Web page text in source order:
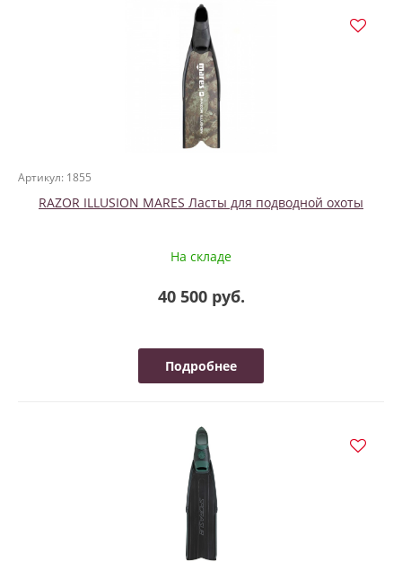
Артикул: 1855
RAZOR ILLUSION MARES Ласты для подводной охоты
На складе
40 500 руб.
Подробнее